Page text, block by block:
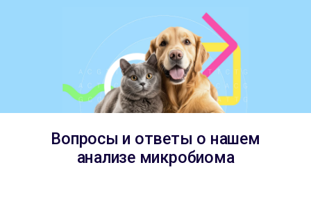
Вопросы и ответы о нашем
анализе микробиома